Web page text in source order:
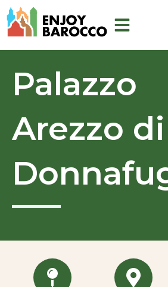
Vai
al
Palazzo
Arezzo di